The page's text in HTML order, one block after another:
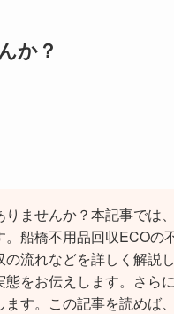
か？
ませんか？本記事では
船橋不用品回収ECOの
流れなどを詳しく解説
をお伝えします。さら
す。この記事を読めば